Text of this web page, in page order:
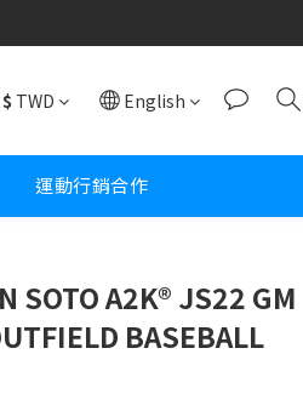
$ TWD English
運動行銷合作
SOTO A2K® JS22 GM
BASEBALL